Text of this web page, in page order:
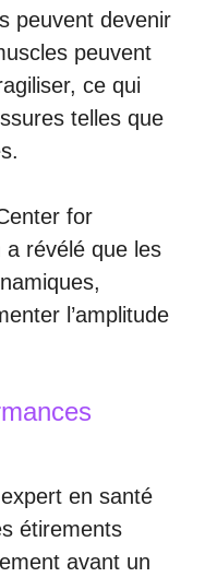
peuvent devenir
peuvent
ce qui
telles que
for
a révélé que les
l’amplitude
en santé
étirements
avant un